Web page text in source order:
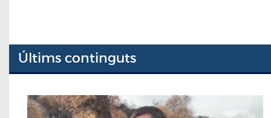
Últims continguts